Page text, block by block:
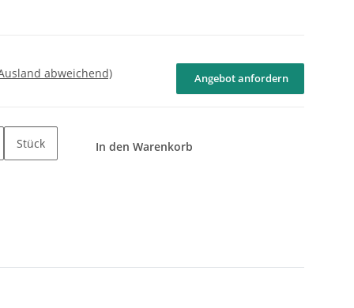
abweichend) Angebot anfordern
Stück In den Warenkorb